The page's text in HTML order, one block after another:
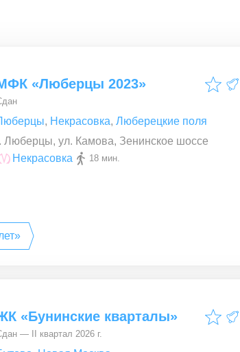
«Люберцы 2023»
, Некрасовка, Люберецкие поля
Люберцы, ул. Камова, Зенинское шоссе
Некрасовка
18 мин.
«Бунинские кварталы»
— II квартал 2026 г.